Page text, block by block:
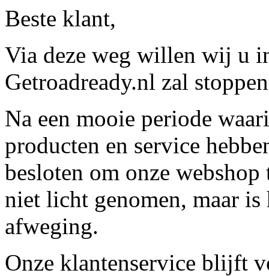
Beste klant,
Via deze weg willen wij u
Getroadready.nl zal
Na een mooie periode
producten en service
besloten om onze
niet licht genomen, maar
afweging.
Onze klantenservice blijft